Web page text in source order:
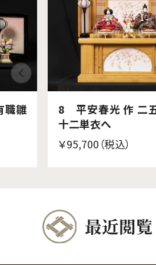
職雛
8 平安春光 作 二
十二単衣へ
￥95,700（税込）
最近閲